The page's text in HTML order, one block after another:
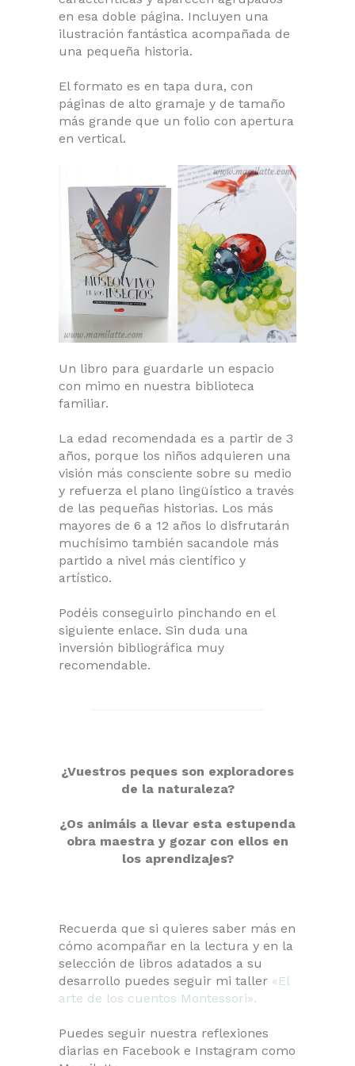
en esa doble página. Incluyen una
ilustración fantástica acompañada de
una pequeña historia.
El formato es en tapa dura, con
páginas de alto gramaje y de tamaño
más grande que un folio con apertura
en vertical.
Un libro para guardarle un espacio
con mimo en nuestra biblioteca
familiar.
La edad recomendada es a partir de 3
años, porque los niños adquieren una
visión más consciente sobre su medio
y refuerza el plano lingüístico a través
de las pequeñas historias. Los más
mayores de 6 a 12 años lo disfrutarán
muchísimo también sacandole más
partido a nivel más científico y
artístico.
Podéis conseguirlo pinchando en el
siguiente enlace. Sin duda una
inversión bibliográfica muy
recomendable.
¿Vuestros peques son exploradores
de la naturaleza?
¿Os animáis a llevar esta estupenda
obra maestra y gozar con ellos en
los aprendizajes?
Recuerda que si quieres saber más en
cómo acompañar en la lectura y en la
selección de libros adatados a su
desarrollo puedes seguir mi taller «El
arte de los cuentos Montessori».
Puedes seguir nuestra reflexiones
diarias en Facebook e Instagram como